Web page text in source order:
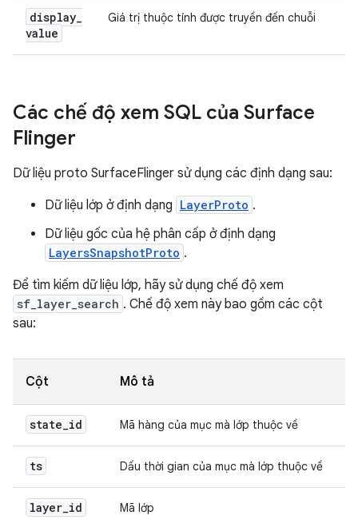
display_
value
Giá trị thuộc tính được truyền đến chuỗi
Các chế độ xem SQL của Surface
Flinger
Dữ liệu proto SurfaceFlinger sử dụng các định dạng sau:
Dữ liệu lớp ở định dạng LayerProto .
Dữ liệu gốc của hệ phân cấp ở định dạng
LayersSnapshotProto .
Để tìm kiếm dữ liệu lớp, hãy sử dụng chế độ xem
sf_layer_search . Chế độ xem này bao gồm các cột
sau:
Cột Mô tả
state_id Mã hàng của mục mà lớp thuộc về
ts Dấu thời gian của mục mà lớp thuộc về
layer_id Mã lớp